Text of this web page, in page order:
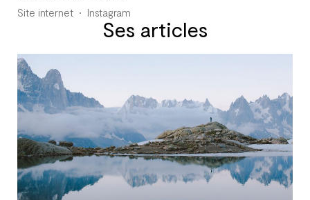
Site internet Instagram
Ses articles